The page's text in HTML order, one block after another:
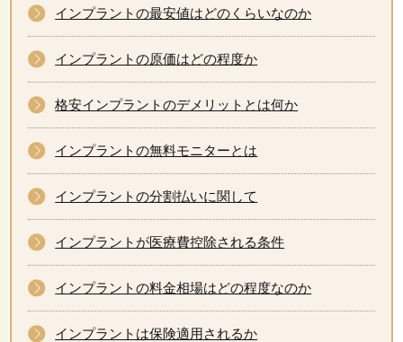
インプラントの最安値はどのくらいなのか
インプラントの原価はどの程度か
格安インプラントのデメリットとは何か
インプラントの無料モニターとは
インプラントの分割払いに関して
インプラントが医療費控除される条件
インプラントの料金相場はどの程度なのか
インプラントは保険適用されるか